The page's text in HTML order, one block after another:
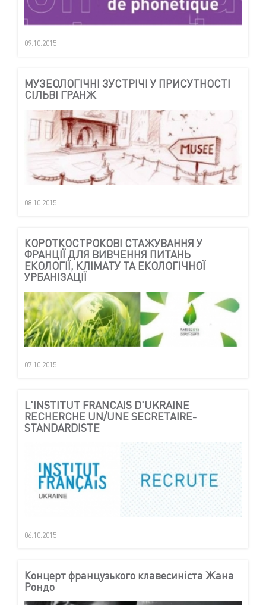
09.10.2015
МУЗЕОЛОГІЧНІ ЗУСТРІЧІ У ПРИСУТНОСТІ
СІЛЬВІ ГРАНЖ
08.10.2015
КОРОТКОСТРОКОВІ СТАЖУВАННЯ У
ФРАНЦІЇ ДЛЯ ВИВЧЕННЯ ПИТАНЬ
ЕКОЛОГІЇ, КЛІМАТУ ТА ЕКОЛОГІЧНОЇ
УРБАНІЗАЦІЇ
07.10.2015
L'INSTITUT FRANCAIS D'UKRAINE
RECHERCHE UN/UNE SECRETAIRE-
STANDARDISTE
06.10.2015
Концерт французького клавесиніста Жана
Рондо